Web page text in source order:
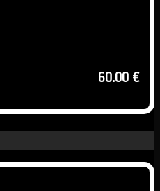
60.00 €